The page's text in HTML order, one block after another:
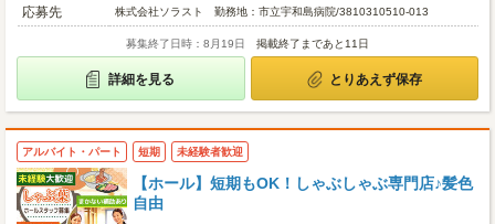
応募先
株式会社ソラスト 勤務地：市立宇和島病院/3810310510-013
募集終了日時：8月19日 掲載終了まであと11日
詳細を見る とりあえず保存
アルバイト・パート 短期 未経験者歓迎
【ホール】短期もOK！しゃぶしゃぶ専門店♪髪色
自由